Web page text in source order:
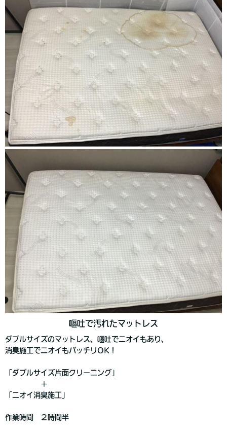
嘔吐で汚れたマットレス
ダブルサイズのマットレス、嘔吐でニオイもあり、
消臭施工でニオイもバッチリOK！
「ダブルサイズ片面クリーニング」
＋
「ニオイ消臭施工」
作業時間 ２時間半